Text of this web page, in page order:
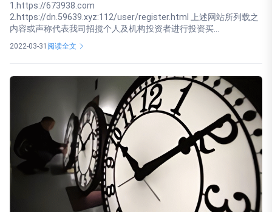
1.https://673938.com
2.https://dn.59639.xyz:112/user/register.html 上述网站所列载之
内容或声称代表我司招揽个人及机构投资者进行投资买...
2022-03-31 阅读全文